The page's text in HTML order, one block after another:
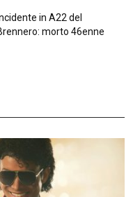
in A22 del
morto 46enne